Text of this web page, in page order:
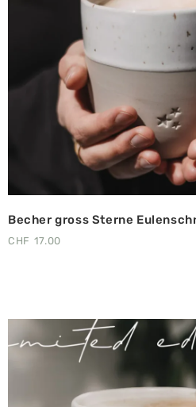
Becher gross Sterne
CHF 17.00